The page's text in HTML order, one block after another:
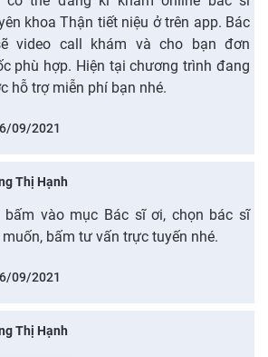
khoa Thận tiết niệu ở trên app. Bác
video call khám và cho bạn đơn
phù hợp. Hiện tại chương trình đang
hỗ trợ miễn phí bạn nhé.
09/2021
Thị Hạnh
bấm vào mục Bác sĩ ơi, chọn bác sĩ
muốn, bấm tư vấn trực tuyến nhé.
09/2021
Thị Hạnh